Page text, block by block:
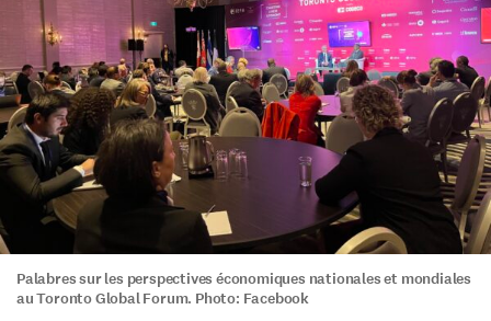
Palabres sur les perspectives économiques nationales et mondiales
au Toronto Global Forum. Photo: Facebook